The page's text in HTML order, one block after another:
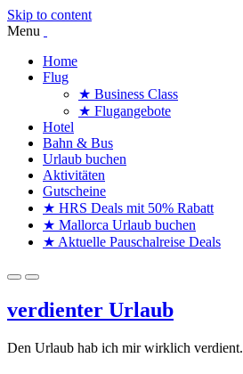
Skip to content
Menu
Home
Flug
★ Business Class
★ Flugangebote
Hotel
Bahn & Bus
Urlaub buchen
Aktivitäten
Gutscheine
★ HRS Deals mit 50% Rabatt
★ Mallorca Urlaub buchen
★ Aktuelle Pauschalreise Deals
verdienter Urlaub
Den Urlaub hab ich mir wirklich verdient.